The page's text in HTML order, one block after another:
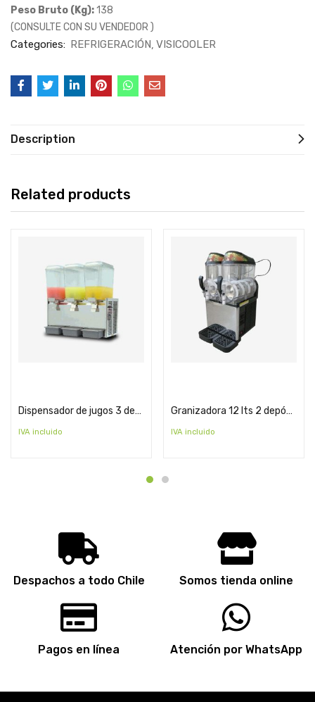
Peso Bruto (Kg):138
(CONSULTE CON SU VENDEDOR )
Categories: REFRIGERACIÓN VISICOOLER
Description
Related products
Dispensador de jugos 3 deposito
IVA incluido
Granizadora 12 lts 2 depósitos
IVA incluido
Despachos a todo Chile Somos tienda online
Pagos en línea Atención por WhatsApp